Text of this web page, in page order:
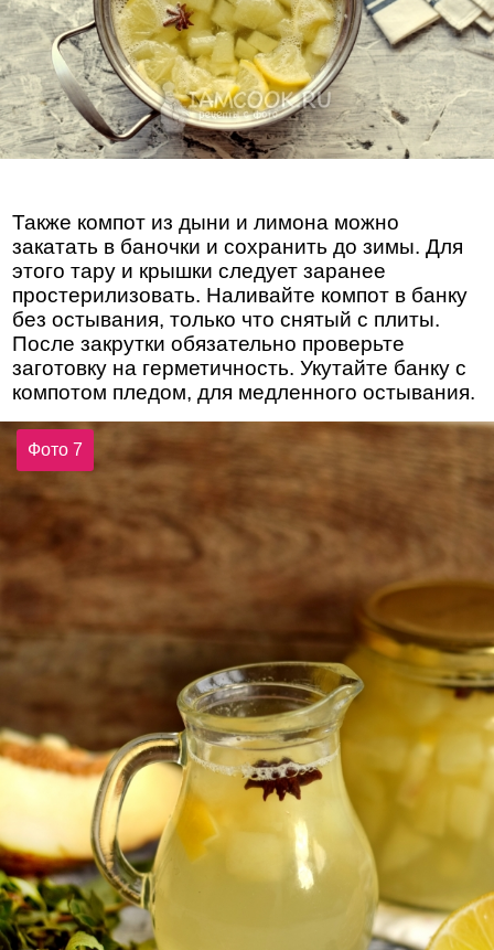
Также компот из дыни и лимона можно
закатать в баночки и сохранить до зимы. Для
этого тару и крышки следует заранее
простерилизовать. Наливайте компот в банку
без остывания, только что снятый с плиты.
После закрутки обязательно проверьте
заготовку на герметичность. Укутайте банку с
компотом пледом, для медленного остывания.
Фото 7